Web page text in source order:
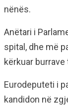
nënës.
Anëtari i
spital, dhe më
kërkuar
Eurodeputeti i
kandidon në